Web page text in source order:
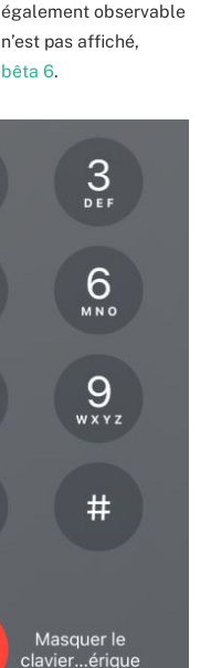
observable
pas affiché,
6.